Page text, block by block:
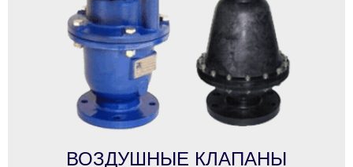
ВОЗДУШНЫЕ КЛАПАНЫ